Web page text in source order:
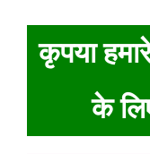
कृपया
के